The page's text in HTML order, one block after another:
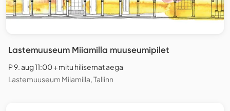
Lastemuuseum Miiamilla muuseumipilet
P 9. aug 11:00 + mitu hilisemat aega
Lastemuuseum Miiamilla, Tallinn